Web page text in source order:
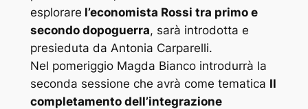
esplorare l’economista Rossi tra primo e
secondo dopoguerra, sarà introdotta e
presieduta da Antonia Carparelli.
Nel pomeriggio Magda Bianco introdurrà la
seconda sessione che avrà come tematica Il
completamento dell’integrazione